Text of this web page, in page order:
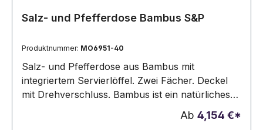
Salz- und Pfefferdose Bambus S&P
Produktnummer: MO6951-40
Salz- und Pfefferdose aus Bambus mit
integriertem Servierlöffel. Zwei Fächer. Deckel
mit Drehverschluss. Bambus ist ein natürliches
Abweichungen in Farbe, Dekor und Maßen
Ab 4,154 €*